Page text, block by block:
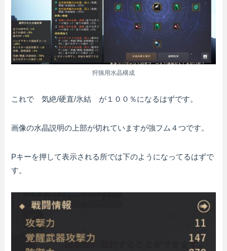
狩猟用水晶構成
これで 気絶/硬直/氷結 が１００％になるはずです。
画像の水晶説明の上部が切れていますが強フム４つです。
Pキーを押して表示される所では下のようになってるはずで
す。